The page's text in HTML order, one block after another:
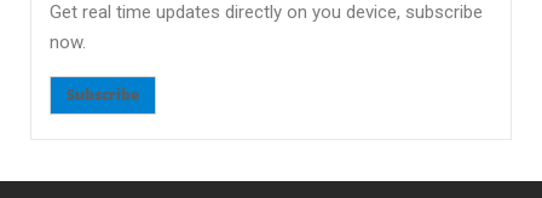
Get real time updates directly on you device, subscribe
now.
Subscribe